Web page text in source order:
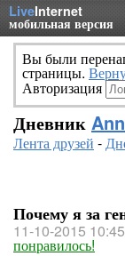
LiveInternet
мобильная версия
Вы были
страницы.
Авторизация
Дневник
Лента друзей -
Почему я за
11-10-2015 10:45
понравилось!